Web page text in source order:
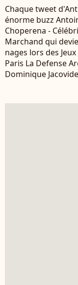
Chaque tweet
énorme buzz
Choperena -
Marchand qui
nages lors des
Paris La Defense
Dominique